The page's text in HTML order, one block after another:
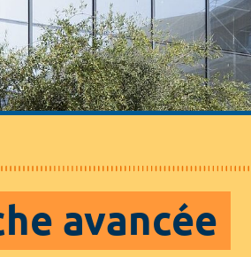
avancée